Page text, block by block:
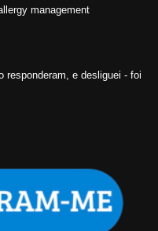
management
responderam, e desliguei - foi